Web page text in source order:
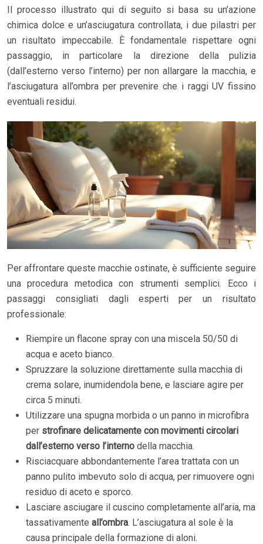
Il processo illustrato qui di seguito si basa su un’azione
chimica dolce e un’asciugatura controllata, i due pilastri per
un risultato impeccabile. È fondamentale rispettare ogni
passaggio, in particolare la direzione della pulizia
(dall’esterno verso l’interno) per non allargare la macchia, e
l’asciugatura all’ombra per prevenire che i raggi UV fissino
eventuali residui.
Per affrontare queste macchie ostinate, è sufficiente seguire
una procedura metodica con strumenti semplici. Ecco i
passaggi consigliati dagli esperti per un risultato
professionale:
Riempire un flacone spray con una miscela 50/50 di
acqua e aceto bianco.
Spruzzare la soluzione direttamente sulla macchia di
crema solare, inumidendola bene, e lasciare agire per
circa 5 minuti.
Utilizzare una spugna morbida o un panno in microfibra
per strofinare delicatamente con movimenti circolari
dall’esterno verso l’interno della macchia.
Risciacquare abbondantemente l’area trattata con un
panno pulito imbevuto solo di acqua, per rimuovere ogni
residuo di aceto e sporco.
Lasciare asciugare il cuscino completamente all’aria, ma
tassativamente all’ombra. L’asciugatura al sole è la
causa principale della formazione di aloni.